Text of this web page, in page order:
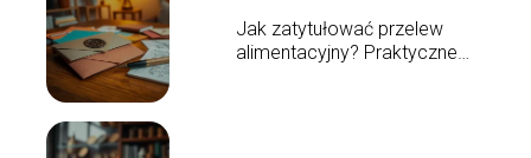
Jak zatytułować przelew
alimentacyjny? Praktyczne